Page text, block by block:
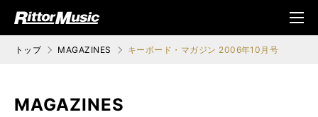
ジック (Rittor Musi
メニ
ュ
トップ MAGAZINES キーボード・マガジン 2006年10月号
MAGAZINES